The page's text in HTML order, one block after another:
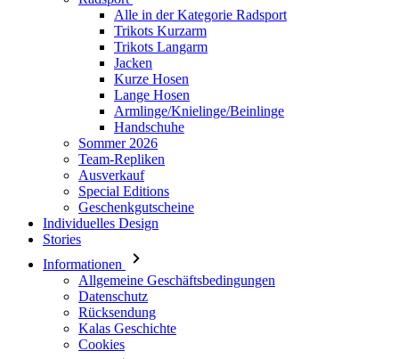
Alle in der Kategorie Radsport
Trikots Kurzarm
Trikots Langarm
Jacken
Kurze Hosen
Lange Hosen
Armlinge/Knielinge/Beinlinge
Handschuhe
Sommer 2026
Team-Repliken
Ausverkauf
Special Editions
Geschenkgutscheine
Individuelles Design
Stories
Informationen
Allgemeine Geschäftsbedingungen
Datenschutz
Rücksendung
Kalas Geschichte
Cookies